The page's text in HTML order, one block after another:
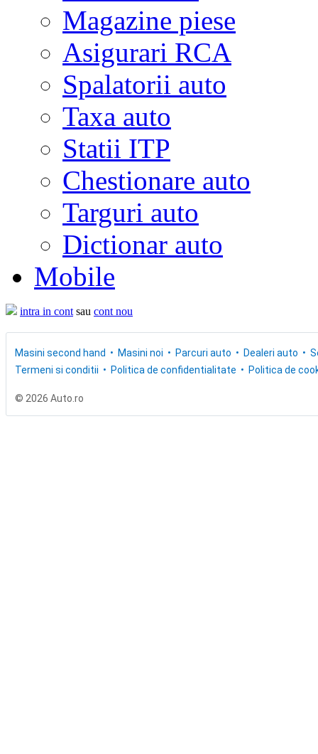
Magazine piese
Asigurari RCA
Spalatorii auto
Taxa auto
Statii ITP
Chestionare auto
Targuri auto
Dictionar auto
Mobile
intra in cont sau cont nou
Masini second hand Masini noi Parcuri auto Dealeri auto
Termeni si conditii
Politica de confidentialitate Politica de
© 2026 Auto.ro